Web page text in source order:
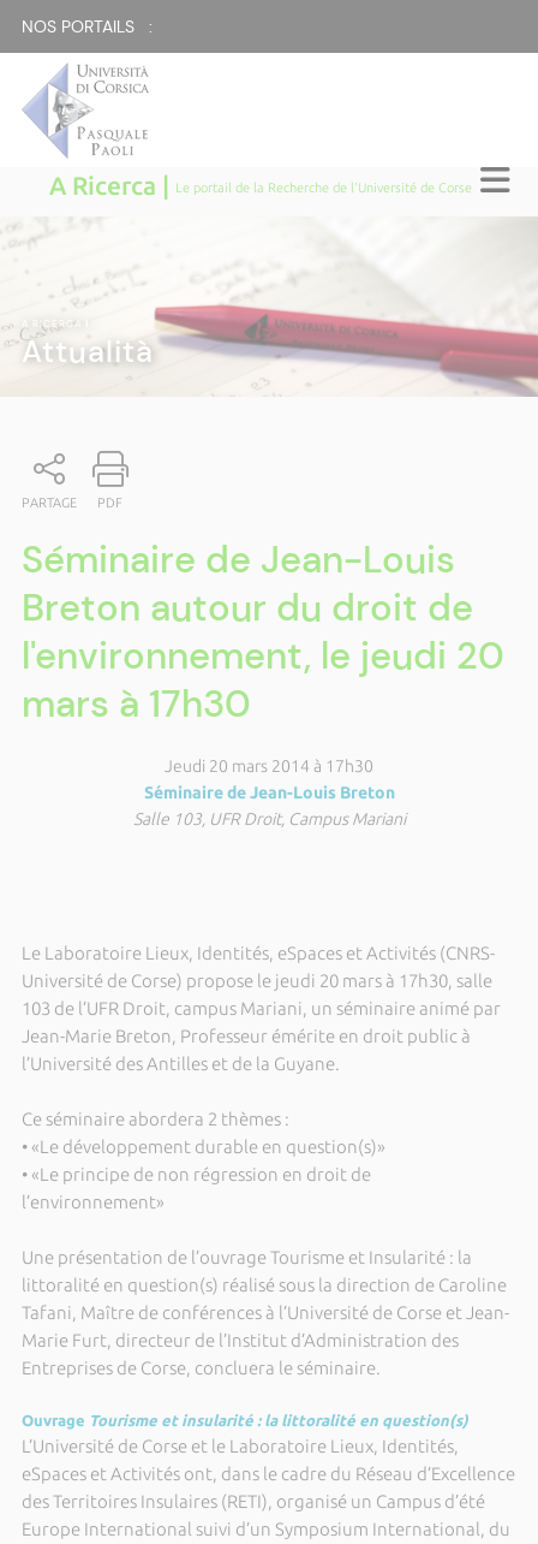
NOS PORTAILS :
A Ricerca | Le portail de la Recherche de l'Université de Corse
A RICERCA
Attualità
PARTAGE PDF
Séminaire de Jean-Louis
Breton autour du droit de
l'environnement, le jeudi 20
mars à 17h30
Jeudi 20 mars 2014 à 17h30
Séminaire de Jean-Louis Breton
Salle 103, UFR Droit, Campus Mariani
Le Laboratoire Lieux, Identités, eSpaces et Activités (CNRS-
Université de Corse) propose le jeudi 20 mars à 17h30, salle
103 de l’UFR Droit, campus Mariani, un séminaire animé par
Jean-Marie Breton, Professeur émérite en droit public à
l’Université des Antilles et de la Guyane.
Ce séminaire abordera 2 thèmes :
• «Le développement durable en question(s)»
• «Le principe de non régression en droit de
l’environnement»
Une présentation de l’ouvrage Tourisme et Insularité : la
littoralité en question(s) réalisé sous la direction de Caroline
Tafani, Maître de conférences à l’Université de Corse et Jean-
Marie Furt, directeur de l’Institut d’Administration des
Entreprises de Corse, concluera le séminaire.
Ouvrage Tourisme et insularité : la littoralité en question(s)
L’Université de Corse et le Laboratoire Lieux, Identités,
eSpaces et Activités ont, dans le cadre du Réseau d’Excellence
des Territoires Insulaires (RETI), organisé un Campus d’été
Europe International suivi d’un Symposium International, du